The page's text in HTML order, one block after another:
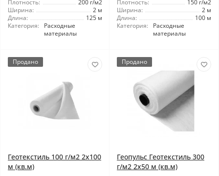
Плотность:
200 г/м2
Ширина:
2 м
Длина:
125 м
Категория:
Расходные
материалы
Плотность:
150 г/м2
Ширина:
2 м
Длина:
100 м
Категория:
Расходные
материалы
Продано
Геотекстиль 100 г/м2 2x100
м (кв.м)
Продано
Геопульс Геотекстиль 300
г/м2 2x50 м (кв.м)